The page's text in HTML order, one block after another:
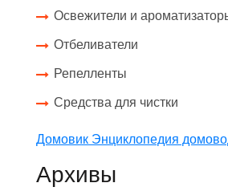
Освежители и
Отбеливатели
Репелленты
Средства для чистки
Домовик Энциклопедия
Архивы